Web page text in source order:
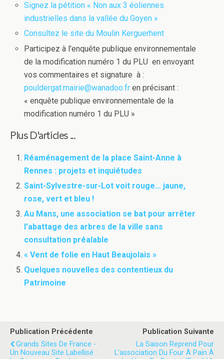
Signez la pétition « Non aux 3 éoliennes
industrielles dans la vallée du Goyen »
Consultez le site du Moulin Kerguerhent
Participez à l’enquête publique environnementale
de la modification numéro 1 du PLU en envoyant
vos commentaires et signature à :
pouldergat.mairie@wanadoo.fr en précisant :
« enquête publique environnementale de la
modification numéro 1 du PLU »
Plus D'articles ...
Réaménagement de la place Saint-Anne à
Rennes : projets et inquiétudes
Saint-Sylvestre-sur-Lot voit rouge… jaune,
rose, vert et bleu !
Au Mans, une association se bat pour arrêter
l’abattage des arbres de la ville sans
consultation préalable
« Vent de folie en Haut Beaujolais »
Quelques nouvelles des contentieux du
Patrimoine
Publication Précédente
Grands Sites De France -
Un Nouveau Site Labellisé :
Publication Suivante
La Saison Reprend Pour
L’association Du Four À Pain À